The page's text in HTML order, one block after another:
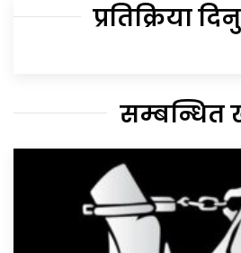
प्रतिक्रिया
सम्बन्धित